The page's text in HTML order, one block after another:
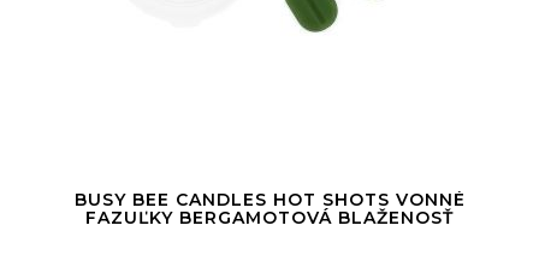
BUSY BEE CANDLES HOT SHOTS VONNÉ
FAZUĽKY BERGAMOTOVÁ BLAŽENOSŤ